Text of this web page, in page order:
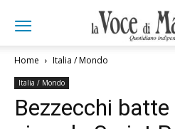
Home Italia / Mondo
Italia / Mondo
Bezzecchi